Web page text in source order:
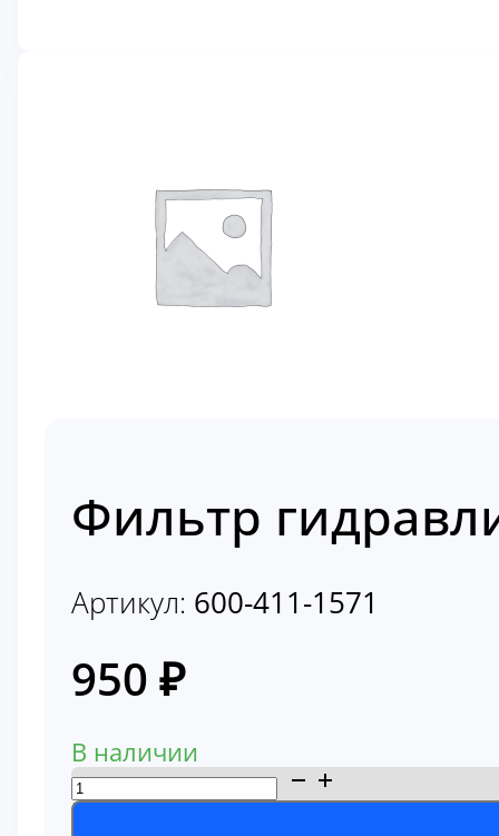
Фильтр
Артикул: 600-411-1571
950 ₽
В наличии
Количество
товара